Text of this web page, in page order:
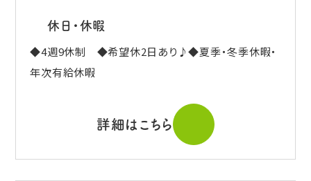
休日・休暇
◆4週9休制 ◆希望休2日あり♪◆夏季・冬季休暇・
年次有給休暇
詳細はこちら